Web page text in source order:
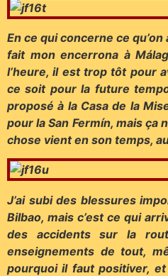
En ce qui concerne ce qu’on
fait mon encerrona à
l’heure, il est trop tôt pour
ce soit pour la future
proposé à la Casa de la
pour la San Fermín, mais ça
chose vient en son temps,
J’ai subi des blessures
Bilbao, mais c’est ce qui
des accidents sur la
enseignements de tout,
pourquoi il faut positiver,